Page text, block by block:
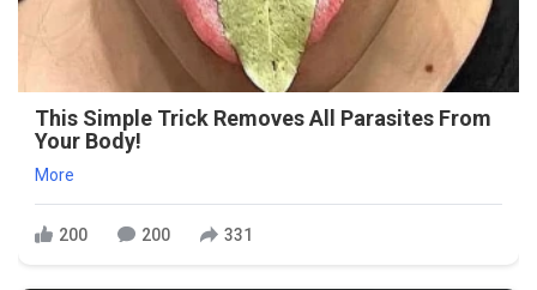
This Simple Trick Removes All Parasites From
Your Body!
More
200 200 331